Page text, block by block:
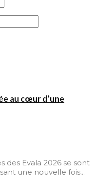
au cœur d’une
des Evala 2026 se sont
une nouvelle fois...